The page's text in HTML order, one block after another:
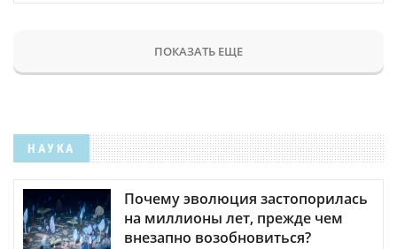
ПОКАЗАТЬ ЕЩЕ
НАУКА
Почему эволюция застопорилась
на миллионы лет, прежде чем
внезапно возобновиться?